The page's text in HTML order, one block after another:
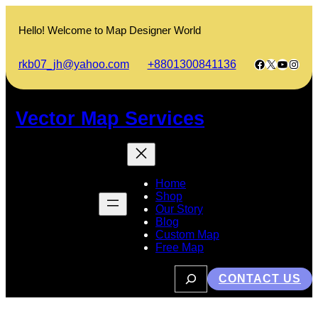
content
Hello! Welcome to Map Designer World
rkb07_jh@yahoo.com +8801300841136 Facebook
X
Vector Map Services
Home
Shop
Our Story
Blog
Custom Map
Free Map
a
CONTACT US